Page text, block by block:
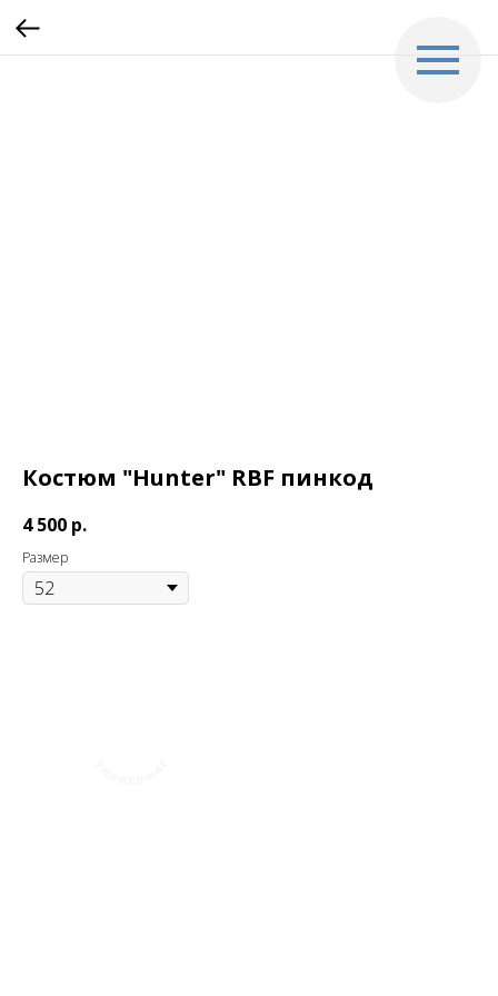
Костюм "Hunter" RBF пинкод
4 500 р.
Размер